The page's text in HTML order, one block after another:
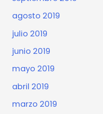
agosto 2019
julio 2019
junio 2019
mayo 2019
abril 2019
marzo 2019